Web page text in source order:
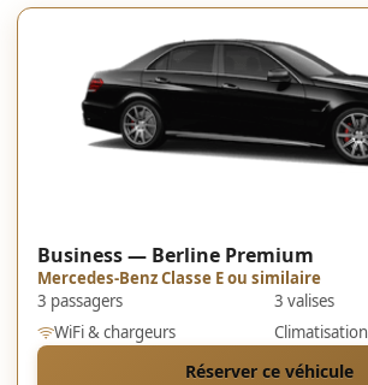
Business — Berline Premium
Mercedes-Benz Classe E ou similaire
3 passagers
3 valises
WiFi & chargeurs
Climatisation
Réserver ce véhicule